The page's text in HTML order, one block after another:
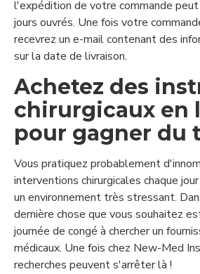
l'expédition de votre commande
jours ouvrés. Une fois votre
recevrez un e-mail contenant des
sur la date de livraison.
Achetez des
chirurgicaux en
pour gagner du
Vous pratiquez probablement
interventions chirurgicales chaque
un environnement très stressant.
dernière chose que vous souhaitez
journée de congé à chercher un
médicaux. Une fois chez New-Med
recherches peuvent s'arrêter là !